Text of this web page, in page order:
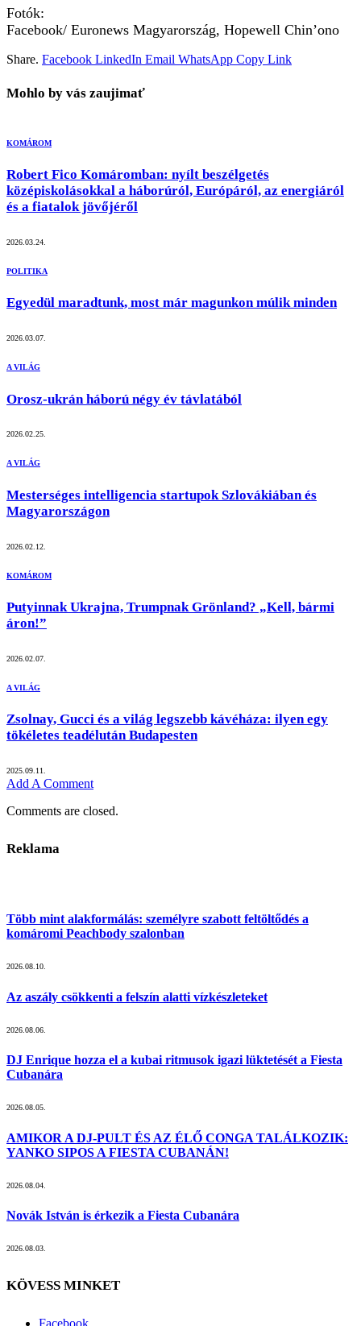
Fotók:
Facebook/ Euronews Magyarország, Hopewell Chin’ono
Share. Facebook LinkedIn Email WhatsApp Copy Link
Mohlo by vás zaujimať
KOMÁROM
Robert Fico Komáromban: nyílt beszélgetés
középiskolásokkal a háborúról, Európáról, az energiáról
és a fiatalok jövőjéről
2026.03.24.
POLITIKA
Egyedül maradtunk, most már magunkon múlik minden
2026.03.07.
A VILÁG
Orosz-ukrán háború négy év távlatából
2026.02.25.
A VILÁG
Mesterséges intelligencia startupok Szlovákiában és
Magyarországon
2026.02.12.
KOMÁROM
Putyinnak Ukrajna, Trumpnak Grönland? „Kell, bármi
áron!”
2026.02.07.
A VILÁG
Zsolnay, Gucci és a világ legszebb kávéháza: ilyen egy
tökéletes teadélután Budapesten
2025.09.11.
Add A Comment
Comments are closed.
Reklama
Több mint alakformálás: személyre szabott feltöltődés a
komáromi Peachbody szalonban
2026.08.10.
Az aszály csökkenti a felszín alatti vízkészleteket
2026.08.06.
DJ Enrique hozza el a kubai ritmusok igazi lüktetését a Fiesta
Cubanára
2026.08.05.
AMIKOR A DJ-PULT ÉS AZ ÉLŐ CONGA TALÁLKOZIK:
YANKO SIPOS A FIESTA CUBANÁN!
2026.08.04.
Novák István is érkezik a Fiesta Cubanára
2026.08.03.
KÖVESS MINKET